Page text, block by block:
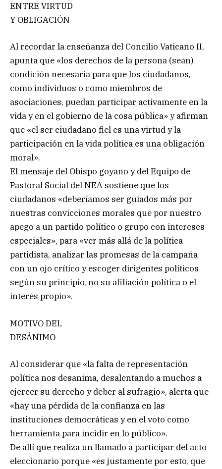
ENTRE VIRTUD
Y OBLIGACIÓN
Al recordar la enseñanza del Concilio Vaticano II,
apunta que «los derechos de la persona (sean)
condición necesaria para que los ciudadanos,
como individuos o como miembros de
asociaciones, puedan participar activamente en la
vida y en el gobierno de la cosa pública» y afirman
que «el ser ciudadano fiel es una virtud y la
participación en la vida política es una obligación
moral».
El mensaje del Obispo goyano y del Equipo de
Pastoral Social del NEA sostiene que los
ciudadanos «deberíamos ser guiados más por
nuestras convicciones morales que por nuestro
apego a un partido político o grupo con intereses
especiales», para «ver más allá de la política
partidista, analizar las promesas de la campaña
con un ojo crítico y escoger dirigentes políticos
según su principio, no su afiliación política o el
interés propio».
MOTIVO DEL
DESÁNIMO
Al considerar que «la falta de representación
política nos desanima, desalentando a muchos a
ejercer su derecho y deber al sufragio», alerta que
«hay una pérdida de la confianza en las
instituciones democráticas y en el voto como
herramienta para incidir en lo público».
De allí que realiza un llamado a participar del acto
eleccionario porque «es justamente por esto, que